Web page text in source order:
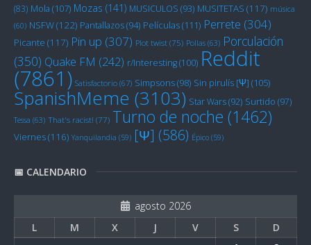
(83) Mola (107) Mozas (141) MUSICULOS (93) MUSITETAS (117) música
(60) NSFW(122) Pantallazos(94) Películas(111) Perrete (304)
Picante (117) Pin up (307) Plot twist (75) Pollas (63) Porculación
(350) Quake FM (242) r/Interesting(100) Reddit
(7861) Satisfactorio (67) Simpsons(98) Sin pirulís [Ψ] (105)
SpanishMeme (3103) Star Wars(92) Surtido (97)
Tessa (63) That's racist! (77) Turno de noche (1462)
Viernes(116) Yanquilandia (59) [Ψ] (586) Épico (59)
📅 CALENDARIO
agosto 2026
L
M X J V S
D